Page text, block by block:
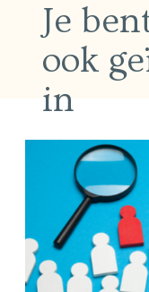
Je
ook
in